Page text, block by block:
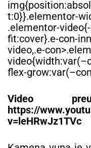
t:0}}.elementor-
.elementor-
fit:cover}.e-con-
video,.e-
flex-
Video
https://
v=leHRwJz1TVc